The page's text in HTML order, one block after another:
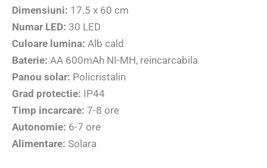
Dimensiuni: 17.5 x 60 cm
Numar LED: 30 LED
Culoare lumina: Alb cald
Baterie: AA 600mAh NI-MH, reincarcabila
Panou solar: Policristalin
Grad protectie: IP44
Timp incarcare: 7-8 ore
Autonomie: 6-7 ore
Alimentare: Solara